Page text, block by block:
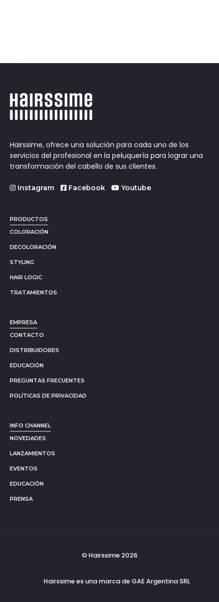
Hairssime, ofrece una solución para cada uno de los
servicios del profesional en la peluquería para lograr una
transformación del cabello de sus clientes.
Instagram Facebook Youtube
PRODUCTOS
COLORACIÓN
DECOLORACIÓN
STYLING
HAIR LOGIC
TRATAMIENTOS
EMPRESA
CONTACTO
DISTRIBUIDORES
EDUCACIÓN
PREGUNTAS FRECUENTES
POLÍTICAS DE PRIVACIDAD
INFO CHANNEL
NOVEDADES
LANZAMIENTOS
EVENTOS
EDUCACIÓN
PRENSA
© Hairssime 2026
Hairssime es una marca de GAE Argentina SRL